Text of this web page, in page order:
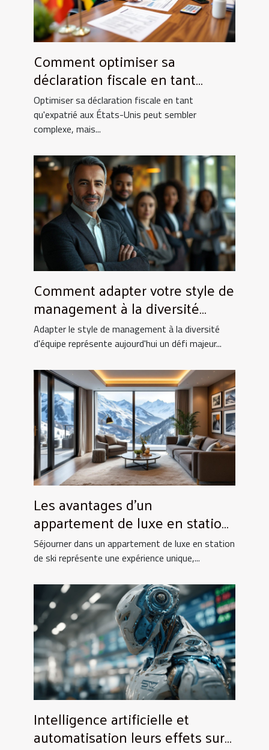
Comment optimiser sa
déclaration fiscale en tant
qu'expatrié aux USA ?
Optimiser sa déclaration fiscale en tant
qu'expatrié aux États-Unis peut sembler
complexe, mais...
Comment adapter votre style de
management à la diversité
d'équipe ?
Adapter le style de management à la diversité
d'équipe représente aujourd'hui un défi majeur...
Les avantages d'un
appartement de luxe en station
de ski
Séjourner dans un appartement de luxe en station
de ski représente une expérience unique,...
Intelligence artificielle et
automatisation leurs effets sur